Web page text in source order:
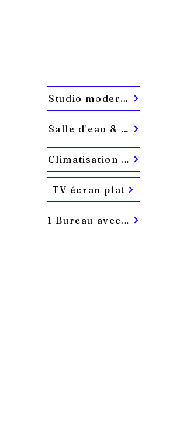
Studio moderne & refait à
Salle d'eau & WC privatifs
Climatisation réversible
TV écran plat
1 Bureau avec prise